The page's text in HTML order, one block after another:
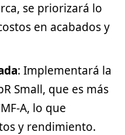
se priorizará lo
en acabados y
: Implementará la
Small, que es más
A, lo que
y rendimiento.